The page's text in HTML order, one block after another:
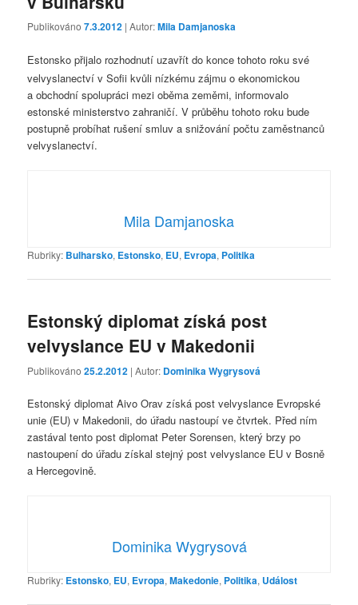
Publikováno7.3.2012 | Autor:Mila Damjanoska
Estonsko přijalo rozhodnutí uzavřítdo konce tohoto roku své
velvyslanectví v Sofii kvůli nízkému zájmu o ekonomickou
a obchodní spolupráci mezi oběma zeměmi, informovalo
estonské ministerstvo zahraničí. V průběhu tohoto roku bude
postupně probíhat rušení smluv a snižování počtu zaměstnanců
velvyslanectví.
Mila Damjanoska
Rubriky: Bulharsko, Estonsko, EU, Evropa, Politika
Estonský diplomat získá post
velvyslance EU v Makedonii
Publikováno25.2.2012 | Autor: Dominika Wygrysová
Estonský diplomat Aivo Orav získá post velvyslance Evropské
unie (EU) v Makedonii, do úřadu nastoupí ve čtvrtek. Před ním
zastával tento post diplomat Peter Sorensen, který brzy po
nastoupení do úřadu získal stejný post velvyslance EU v Bosně
a Hercegovině.
Dominika Wygrysová
Rubriky: Estonsko, EU, Evropa,Makedonie, Politika, Událost